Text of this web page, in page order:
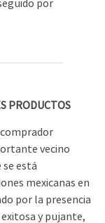
por
PRODUCTOS
vecino
está
mexicanas en
por la presencia
y pujante,